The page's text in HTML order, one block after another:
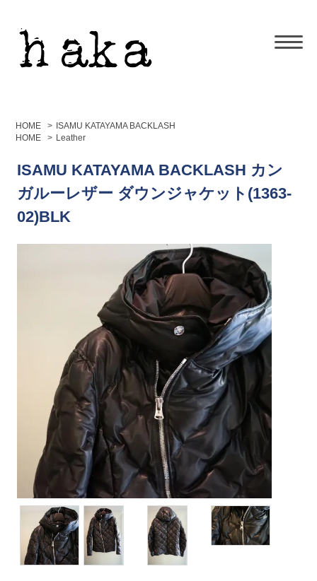
HOME > ISAMU KATAYAMA BACKLASH
HOME
> Leather
ISAMU KATAYAMA BACKLASH カン
ガルーレザー ダウンジャケット(1363-
02)BLK